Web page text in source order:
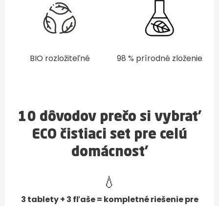
BIO rozložiteľné 98 % prírodné zloženie
10 dôvodov prečo si vybrať
ECO čistiaci set pre celú
domácnosť
💧
3 tablety + 3 fľaše = kompletné riešenie pre